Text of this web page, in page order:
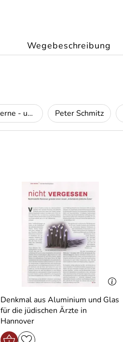
Wegebeschreibung
Sonne, Mond und Sterne - unsere Sternwarte Peter Schmitz
Denkmal aus Aluminium und Glas
für die jüdischen Ärzte in
Hannover